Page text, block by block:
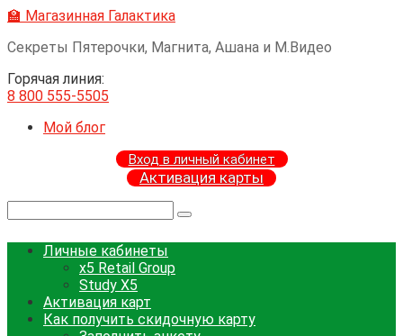
Перейти
контенту
🏫 Магазинная Галактика
Секреты Пятерочки, Магнита, Ашана и М.Видео
Горячая линия:
8 800 555-5505
Мой блог
Вход в личный кабинет
Активация карты
Личные кабинеты
x5 Retail Group
Study X5
Активация карт
Как получить скидочную карту